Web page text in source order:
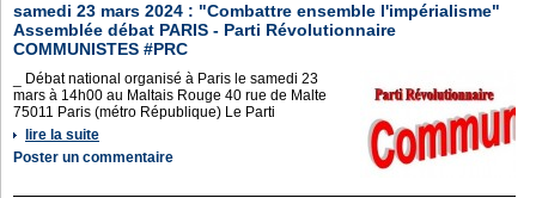
samedi 23 mars 2024 : "Combattre ensemble l'impérialisme"
Assemblée débat PARIS - Parti Révolutionnaire
COMMUNISTES #PRC
_ Débat national organisé à Paris le samedi 23
mars à 14h00 au Maltais Rouge 40 rue de Malte
75011 Paris (métro République) Le Parti
lire la suite
Poster un commentaire